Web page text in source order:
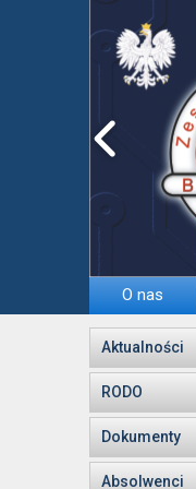
O nas
Aktualności
RODO
Dokumenty
Absolwenci